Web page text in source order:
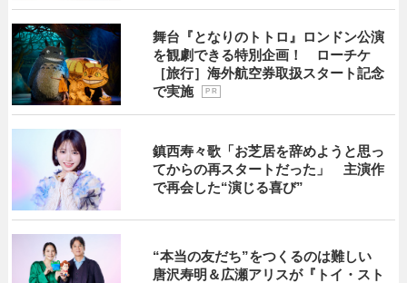
舞台『となりのトトロ』ロンドン公演
を観劇できる特別企画！ ローチケ
［旅行］海外航空券取扱スタート記念
で実施
P R
鎮西寿々歌「お芝居を辞めようと思っ
てからの再スタートだった」 主演作
で再会した“演じる喜び”
“本当の友だち”をつくるのは難しい
唐沢寿明＆広瀬アリスが『トイ・スト